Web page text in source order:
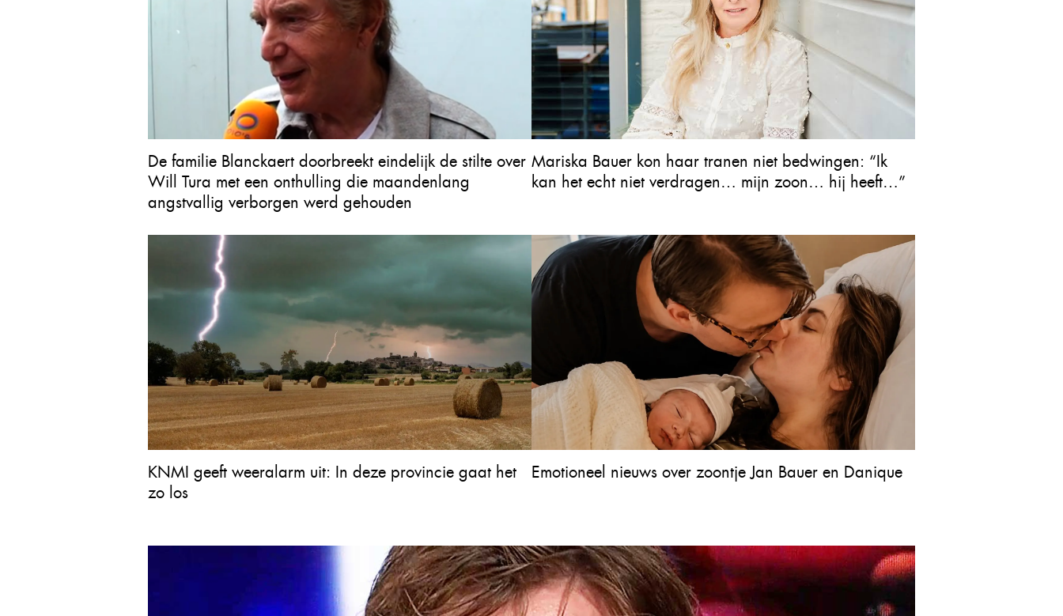
De familie Blanckaert doorbreekt eindelijk de stilte over
Will Tura met een onthulling die maandenlang
angstvallig verborgen werd gehouden
Mariska Bauer kon haar tranen niet bedwingen: “Ik
kan het echt niet verdragen… mijn zoon… hij heeft…”
KNMI geeft weeralarm uit: In deze provincie gaat het
zo los
Emotioneel nieuws over zoontje Jan Bauer en Danique